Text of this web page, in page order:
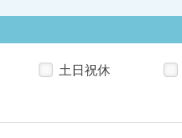
土日祝休